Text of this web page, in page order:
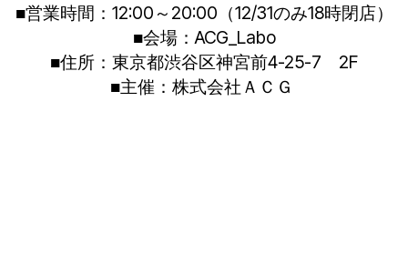
■営業時間：12:00～20:00（12/31のみ18時閉店）
■会場：ACG_Labo
■住所：東京都渋谷区神宮前4-25-7 2F
■主催：株式会社ＡＣＧ